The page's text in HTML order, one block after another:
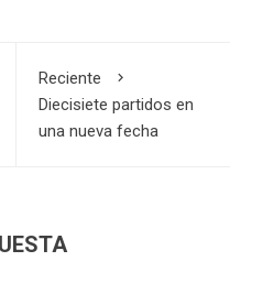
Reciente
Diecisiete partidos en
una nueva fecha